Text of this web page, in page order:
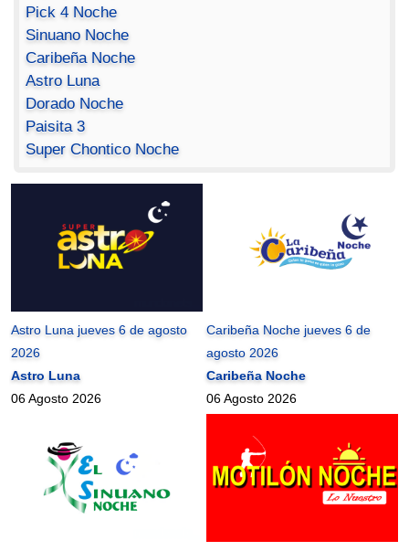
Pick 4 Noche
Sinuano Noche
Caribeña Noche
Astro Luna
Dorado Noche
Paisita 3
Super Chontico Noche
Astro Luna jueves 6 de agosto
2026
Astro Luna
06 Agosto 2026
Caribeña Noche jueves 6 de
agosto 2026
Caribeña Noche
06 Agosto 2026